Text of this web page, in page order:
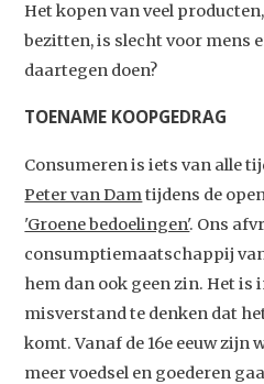
Het kopen van veel
bezitten, is slecht voor mens
daartegen doen?
TOENAME KOOPGEDRAG
Consumeren is iets van alle
Peter van Dam tijdens de
'Groene bedoelingen'. Ons
consumptiemaatschappij
hem dan ook geen zin. Het is
misverstand te denken dat
komt. Vanaf de 16e eeuw zijn
meer voedsel en goederen